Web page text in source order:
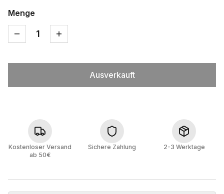
Menge
1
Ausverkauft
Kostenloser Versand
ab 50€
Sichere Zahlung 2-3 Werktage